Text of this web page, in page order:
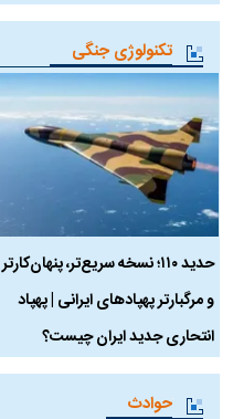
تکنولوژی جنگی
حدید ۱۱۰؛ نسخه سریع‌تر، پنهان‌کارتر
و مرگبارتر پهپادهای ایرانی | پهپاد
انتحاری جدید ایران چیست؟
حوادث